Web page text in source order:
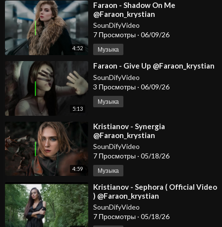
4:52
⁣Faraon - Shadow On Me
@Faraon_krystian
SounDifyVideo
7 Просмотры · 06/09/26
Музыка
5:13
⁣Faraon - Give Up @Faraon_krystian
SounDifyVideo
3 Просмотры · 06/09/26
Музыка
4:59
⁣Kristianov - Synergia
@Faraon_krystian
@KristianovOfficial
SounDifyVideo
7 Просмотры · 05/18/26
Музыка
⁣Kristianov - Sephora ( Official Video
) @Faraon_krystian
SounDifyVideo
7 Просмотры · 05/18/26